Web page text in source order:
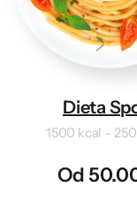
Dieta
1500 kcal –
Od